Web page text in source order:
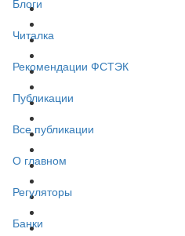
Блоги
Читалка
Рекомендации ФСТЭК
Публикации
Все публикации
О главном
Регуляторы
Банки